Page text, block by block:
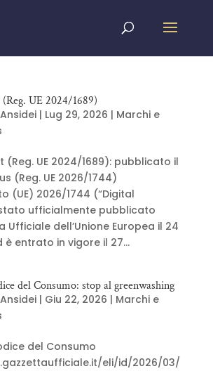
UE 2024/1689)
| Lug 29, 2026 | Marchi e
(Reg. UE 2024/1689): pubblicato il
(Reg. UE 2026/1744)
(UE) 2026/1744 (“Digital
ufficialmente pubblicato
Ufficiale dell’Unione Europea il 24
è entrato in vigore il 27...
del Consumo: stop al greenwashing
| Giu 22, 2026 | Marchi e
del Consumo
eli/id/2026/03/